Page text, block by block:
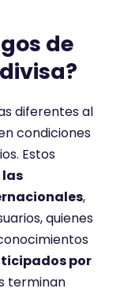
de
diferentes al
condiciones
Estos
,
quienes
por
terminan